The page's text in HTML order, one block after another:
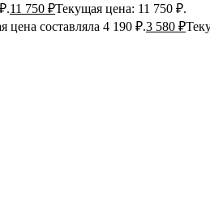
11 750 ₽Текущая цена: 11 750 ₽.
цена составляла 4 190 ₽.3 580 ₽